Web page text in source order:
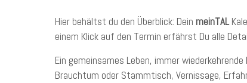
Hier behältst du den Überblick: Dein meinTAL
einem Klick auf den Termin erfährst Du alle
Ein gemeinsames Leben, immer
Brauchtum oder Stammtisch, Vernissage,